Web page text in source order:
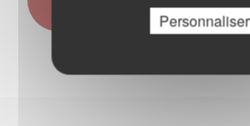
QUILLEBEUF
Personnaliser